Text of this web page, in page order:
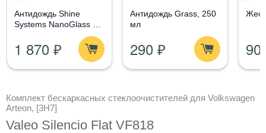
Aнтидождь Shine
Systems NanoGlass Kit
- Набор по уходу за
стеклом
1 870 ₽
Антидождь Grass, 250
мл
290 ₽ 90
Комплект бескаркасных стеклоочистителей для Volkswagen
Arteon, [3H7]
Valeo Silencio Flat VF818